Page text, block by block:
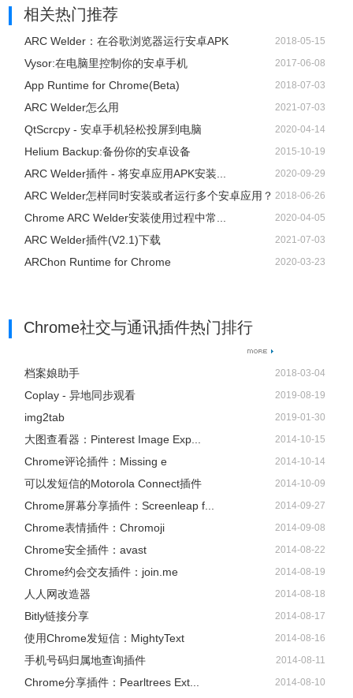
相关热门推荐
ARC Welder：在谷歌浏览器运行安卓APK 2018-05-15
Vysor:在电脑里控制你的安卓手机 2017-06-08
App Runtime for Chrome(Beta) 2018-07-03
ARC Welder怎么用 2021-07-03
QtScrcpy - 安卓手机轻松投屏到电脑 2020-04-14
Helium Backup:备份你的安卓设备 2015-10-19
ARC Welder插件 - 将安卓应用APK安装... 2020-09-29
ARC Welder怎样同时安装或者运行多个安卓应用？ 2018-06-26
Chrome ARC Welder安装使用过程中常... 2020-04-05
ARC Welder插件(V2.1)下载 2021-07-03
ARChon Runtime for Chrome 2020-03-23
Chrome社交与通讯插件热门排行
档案娘助手 2018-03-04
Coplay - 异地同步观看 2019-08-19
img2tab 2019-01-30
大图查看器：Pinterest Image Exp... 2014-10-15
Chrome评论插件：Missing e 2014-10-14
可以发短信的Motorola Connect插件 2014-10-09
Chrome屏幕分享插件：Screenleap f... 2014-09-27
Chrome表情插件：Chromoji 2014-09-08
Chrome安全插件：avast 2014-08-22
Chrome约会交友插件：join.me 2014-08-19
人人网改造器 2014-08-18
Bitly链接分享 2014-08-17
使用Chrome发短信：MightyText 2014-08-16
手机号码归属地查询插件 2014-08-11
Chrome分享插件：Pearltrees Ext... 2014-08-10